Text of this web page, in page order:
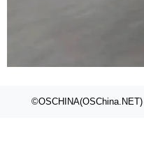
年。FFmpeg 社区最终选择用
字，留下了这份纪念。 雷霄
©OSCHINA(OSChina.NET)